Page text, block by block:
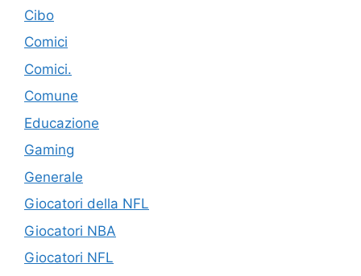
Cibo
Comici
Comici.
Comune
Educazione
Gaming
Generale
Giocatori della NFL
Giocatori NBA
Giocatori NFL